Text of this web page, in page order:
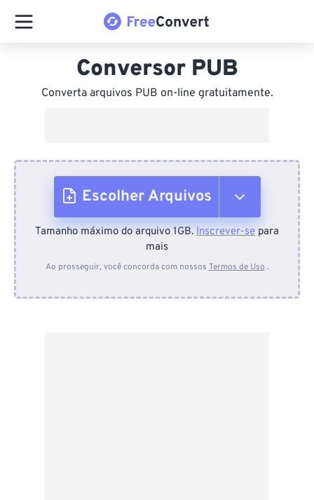
Conversor PUB
Converta arquivos PUB on-line gratuitamente.
Escolher Arquivos
Do dispositivo
Tamanho máximo do arquivo 1GB. Inscrever-se para
mais
Ao prosseguir, você concorda com nossos Termos de Uso .